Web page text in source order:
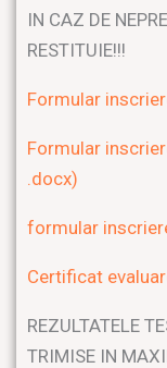
IN CAZ DE
RESTITUIE!!!
Formular
Formular
.docx)
formular
Certificat
REZULTATELE
TRIMISE IN